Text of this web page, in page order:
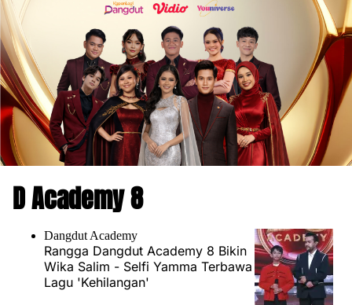
D Academy 8
Dangdut Academy
Rangga Dangdut Academy 8 Bikin
Wika Salim - Selfi Yamma Terbawa
Lagu 'Kehilangan'